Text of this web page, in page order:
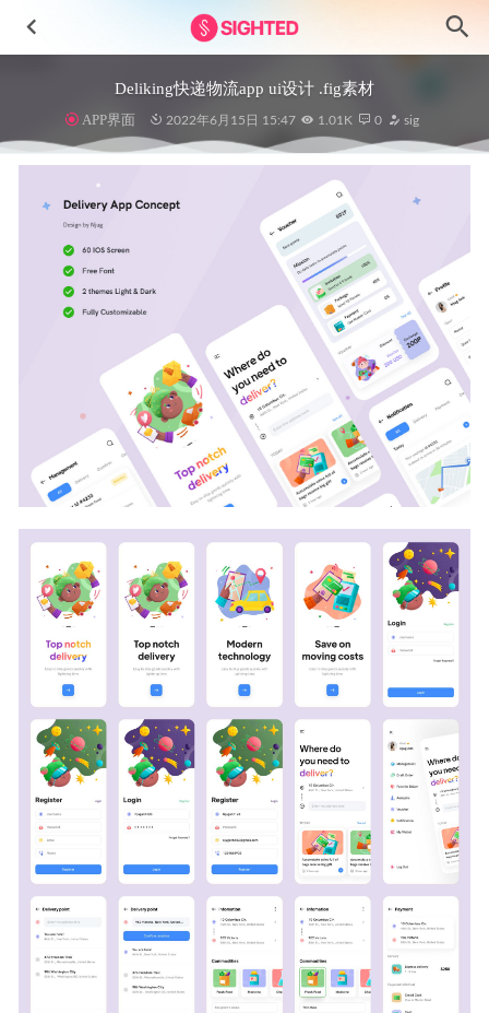
Deliking快递物流app ui设计 .fig素材
APP界面 2022年6月15日 15:47 1.01K 0 sig
Crosseur英文字体设计素材.otf .ttf安装包 2024-11-17
3D Character人物插画 .fig .blend素材
2022-09-12
Wallet金融钱包app ui设计.xd素材 2022-01-23
Nikuu 3d插画素材包 .fig素材 2021-08-05
Parkir停车app应用程序UI设计Figma素材 2023-05-12